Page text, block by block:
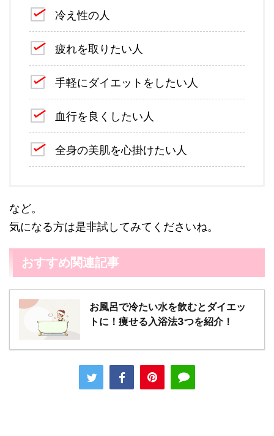
冷え性の人
疲れを取りたい人
手軽にダイエットをしたい人
血行を良くしたい人
全身の美肌を心掛けたい人
など。
気になる方は是非試してみてくださいね。
おすすめ関連記事
お風呂で冷たい水を飲むとダイエッ
トに！痩せる入浴法3つを紹介！